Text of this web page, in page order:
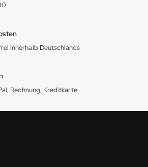
innerhalb Deutschlands
Rechnung, Kreditkarte